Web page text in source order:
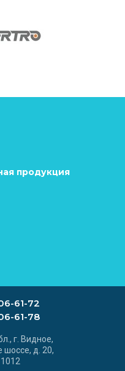
продукция
61-72
61-78
г. Видное,
шоссе, д. 20,